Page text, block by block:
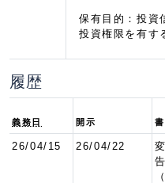
保有目的：投資
投資権限を有す
履歴
義務日 開示
26/04/15 26/04/22